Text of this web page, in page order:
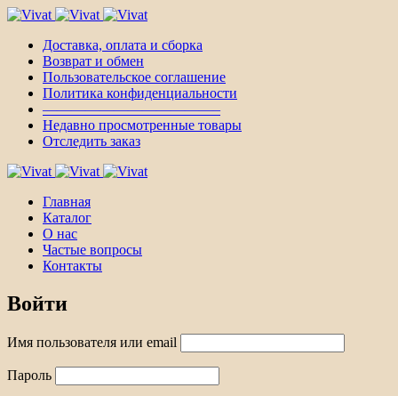
Доставка, оплата и сборка
Возврат и обмен
Пользовательское соглашение
Политика конфиденциальности
————————————–
Недавно просмотренные товары
Отследить заказ
Главная
Каталог
О нас
Частые вопросы
Контакты
Войти
Имя пользователя или email
Пароль